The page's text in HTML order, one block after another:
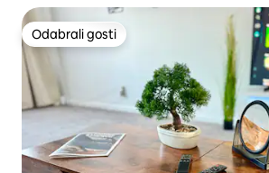
Odabrali gosti
Odabrali gosti